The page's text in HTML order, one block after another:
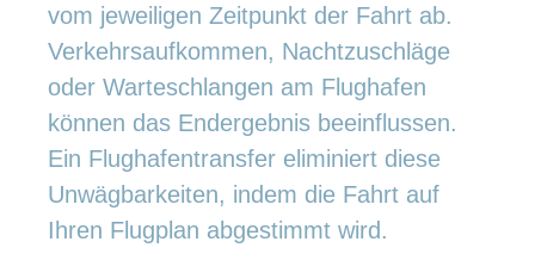
vom jeweiligen Zeitpunkt der Fahrt ab.
Verkehrsaufkommen, Nachtzuschläge
oder Warteschlangen am Flughafen
können das Endergebnis beeinflussen.
Ein Flughafentransfer eliminiert diese
Unwägbarkeiten, indem die Fahrt auf
Ihren Flugplan abgestimmt wird.